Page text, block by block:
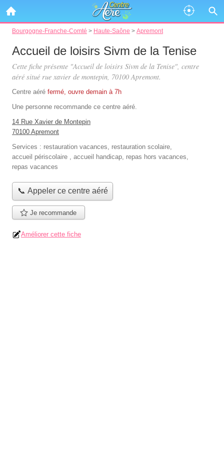
Bourgogne-Franche-Comté > Haute-Saône > Apremont
Accueil de loisirs Sivm de la Tenise
Cette fiche présente "Accueil de loisirs Sivm de la Tenise", centre
aéré situé rue xavier de montepin, 70100 Apremont.
Centre aéré fermé, ouvre demain à 7h
Une personne recommande ce centre aéré.
14 Rue Xavier de Montepin
70100 Apremont
Services : restauration vacances, restauration scolaire,
accueil périscolaire , accueil handicap, repas hors vacances,
repas vacances
📞 Appeler ce centre aéré
Je recommande
Améliorer cette fiche